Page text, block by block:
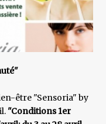
être "Sensoria" by
"Conditions 1er